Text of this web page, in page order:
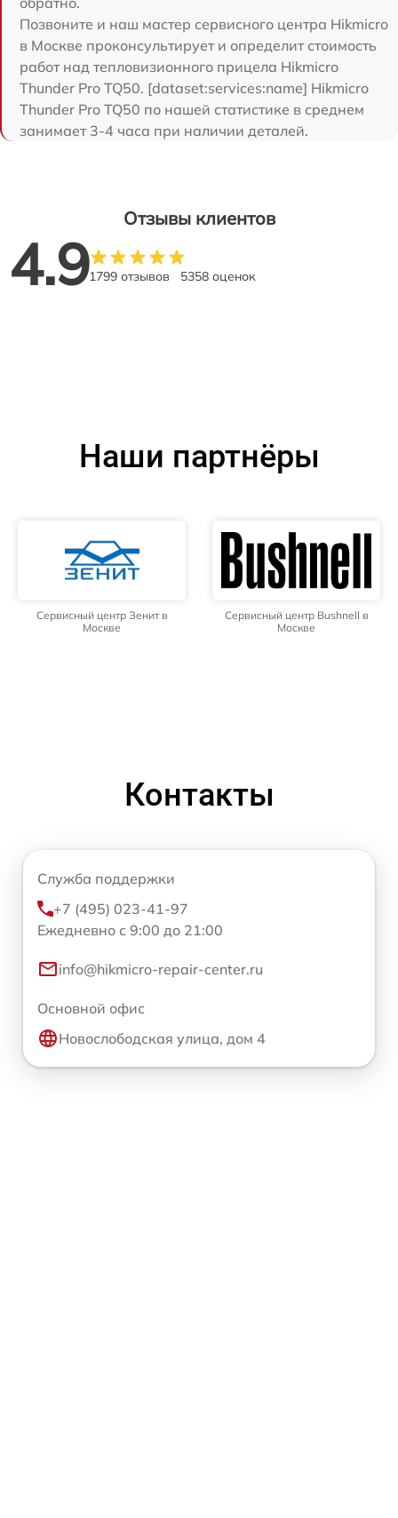
Позвоните и наш мастер сервисного центра Hikmicro
в Москве проконсультирует и определит стоимость
работ над тепловизионного прицела Hikmicro
Thunder Pro TQ50. [dataset:services:name] Hikmicro
Thunder Pro TQ50 по нашей статистике в среднем
занимает 3-4 часа при наличии деталей.
Отзывы клиентов
4.91799 отзывов 5358 оценок
Наши партнёры
Сервисный центр Зенит в
Москве
Сервисный центр Bushnell в
Москве
Контакты
Служба поддержки
+7 (495) 023-41-97
Ежедневно с 9:00 до 21:00
info@hikmicro-repair-center.ru
Основной офис
Новослободская улица, дом 4